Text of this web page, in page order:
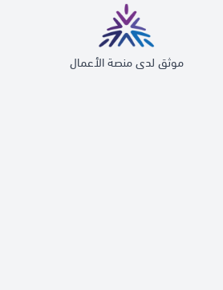
موثق لدى منصة الأعمال